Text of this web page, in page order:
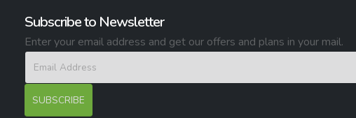
Subscribe to Newsletter
Enter your email address and get our offers and plans in your mail.